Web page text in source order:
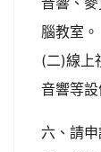
腦教室。
(二)線上
音響等
六、請